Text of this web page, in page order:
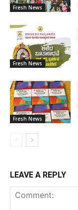
Fresh News
Fresh News
Fresh News
LEAVE A REPLY